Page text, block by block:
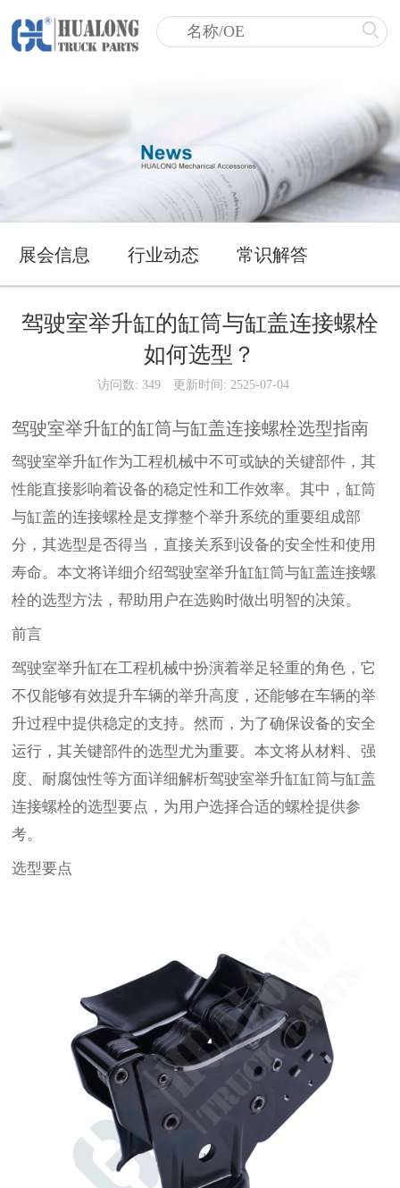
展会信息 行业动态 常识解答
驾驶室举升缸的缸筒与缸盖连接螺栓
如何选型？
访问数: 349 更新时间: 2525-07-04
驾驶室举升缸的缸筒与缸盖连接螺栓选型指南
驾驶室举升缸作为工程机械中不可或缺的关键部件，其
性能直接影响着设备的稳定性和工作效率。其中，缸筒
与缸盖的连接螺栓是支撑整个举升系统的重要组成部
分，其选型是否得当，直接关系到设备的安全性和使用
寿命。本文将详细介绍驾驶室举升缸缸筒与缸盖连接螺
栓的选型方法，帮助用户在选购时做出明智的决策。
前言
驾驶室举升缸在工程机械中扮演着举足轻重的角色，它
不仅能够有效提升车辆的举升高度，还能够在车辆的举
升过程中提供稳定的支持。然而，为了确保设备的安全
运行，其关键部件的选型尤为重要。本文将从材料、强
度、耐腐蚀性等方面详细解析驾驶室举升缸缸筒与缸盖
连接螺栓的选型要点，为用户选择合适的螺栓提供参
考。
选型要点